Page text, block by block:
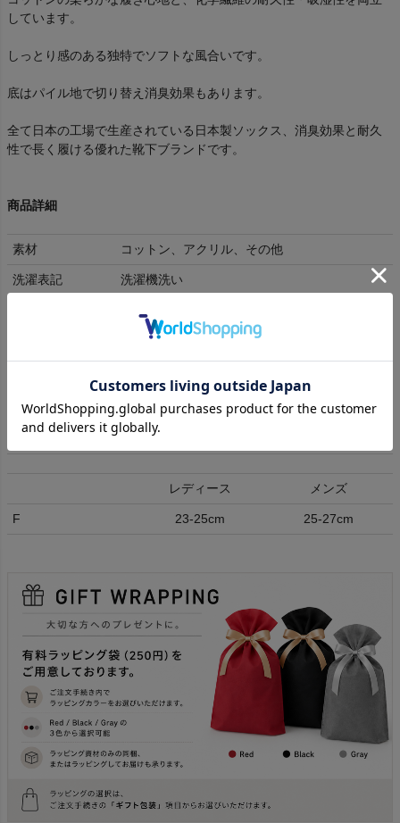
しています。
しっとり感のある独特でソフトな風合いです。
底はパイル地で切り替え消臭効果もあります。
全て日本の工場で生産されている日本製ソックス、消臭効果と耐久
性で長く履ける優れた靴下ブランドです。
商品詳細
素材 コットン、アクリル、その他
洗濯表記 洗濯機洗い
詳細はこちら
い。 ご自身で巾着に商品を入れて簡単にラッピ
ング可能です。
1～2営業日
レディース メンズ
F 23-25cm 25-27cm